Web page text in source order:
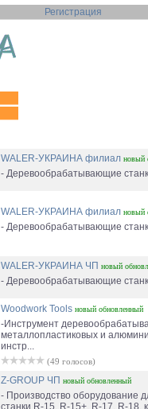
Регистрация
WALER-УКРАИНА филиал новый
- Деревообрабатывающие
WALER-УКРАИНА филиал новый
- Деревообрабатывающие
WALER-УКРАИНА ЧП новый
- Деревообрабатывающие
Woodwork Tools новый обновленный
-Инструмент
металлопластиковых и
инстр...
(49 голосов)
Z-GROUP ЧП новый обновленный
- Производство оборудование
станки R-15, R-15+, R-17, R-18,